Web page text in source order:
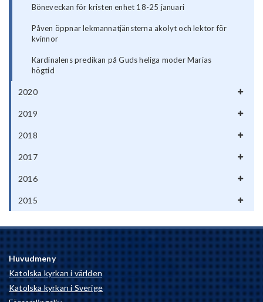
Böneveckan för kristen enhet 18-25 januari
Påven öppnar lekmannatjänsterna akolyt och lektor för
kvinnor
Kardinalens predikan på Guds heliga moder Marias
högtid
2020
2019
2018
2017
2016
2015
Huvudmeny
Katolska kyrkan i världen
Katolska kyrkan i Sverige